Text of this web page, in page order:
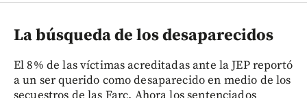
La búsqueda de los desaparecidos
El 8% de las víctimas acreditadas ante la JEP reportó
a un ser querido como desaparecido en medio de los